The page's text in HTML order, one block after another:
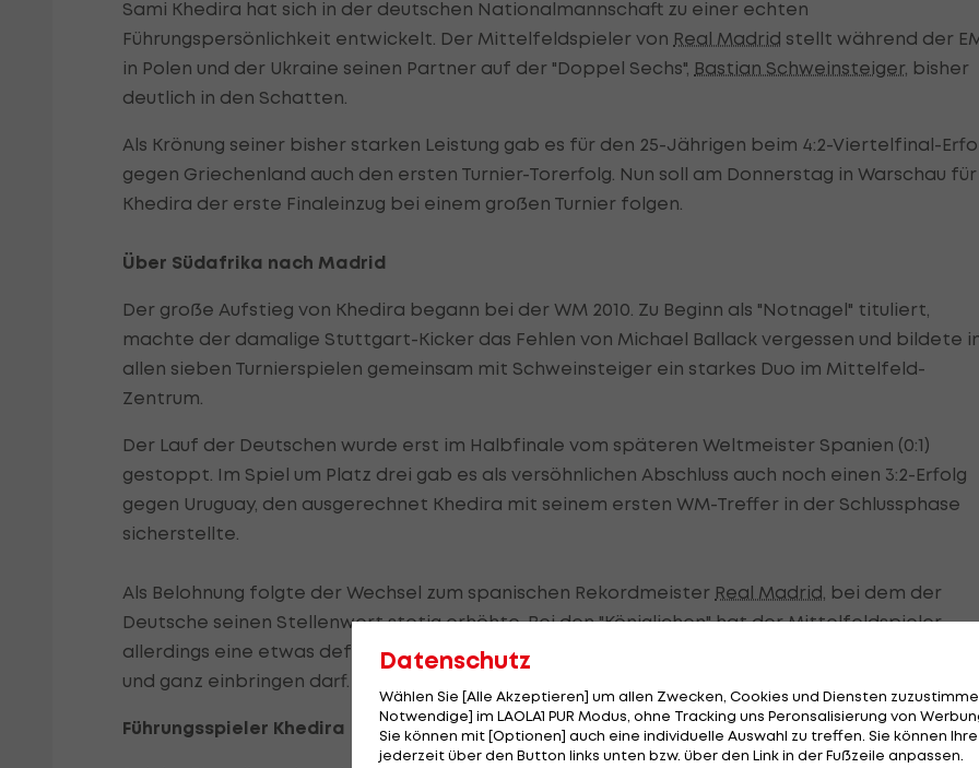
Sami Khedira hat sich in der deutschen Nationalmannschaft zu einer echten
Führungspersönlichkeit entwickelt. Der Mittelfeldspieler von Real Madrid stellt während der
in Polen und der Ukraine seinen Partner auf der "Doppel Sechs", Bastian Schweinsteiger, bisher
deutlich in den Schatten.
Als Krönung seiner bisher starken Leistung gab es für den 25-Jährigen beim 4:2-Viertelfinal-
gegen Griechenland auch den ersten Turnier-Torerfolg. Nun soll am Donnerstag in Warschau für
Khedira der erste Finaleinzug bei einem großen Turnier folgen.
Über Südafrika nach Madrid
Der große Aufstieg von Khedira begann bei der WM 2010. Zu Beginn als "Notnagel" tituliert,
machte der damalige Stuttgart-Kicker das Fehlen von Michael Ballack vergessen und bildete
allen sieben Turnierspielen gemeinsam mit Schweinsteiger ein starkes Duo im Mittelfeld-
Zentrum.
Der Lauf der Deutschen wurde erst im Halbfinale vom späteren Weltmeister Spanien (0:1)
gestoppt. Im Spiel um Platz drei gab es als versöhnlichen Abschluss auch noch einen 3:2-Erfolg
gegen Uruguay, den ausgerechnet Khedira mit seinem ersten WM-Treffer in der Schlussphase
sicherstellte.
Als Belohnung folgte der Wechsel zum spanischen Rekordmeister Real Madrid, bei dem der
Deutsche seinen Stellenwert stetig erhöhte. Bei den "Königlichen" hat der Mittelfeldspieler
allerdings eine etwas defensivere Rolle als im
und ganz einbringen darf.
Führungsspieler Khedira
Datenschutz
Wählen Sie [Alle Akzeptieren] um allen Zwecken, Cookies und Diensten
Notwendige] im LAOLA1 PUR Modus, ohne Tracking uns Peronsalisierung von
Sie können mit [Optionen] auch eine individuelle Auswahl zu treffen. Sie können
jederzeit über den Button links unten bzw. über den Link in der Fußzeile anpassen.